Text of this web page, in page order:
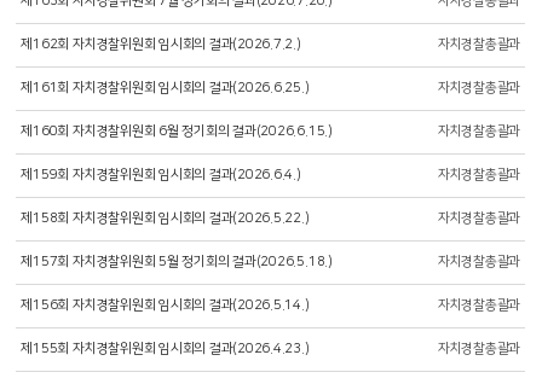
제162회 자치경찰위원회 임시회의 결과(2026.7.2.) 자치경찰총괄과
제161회 자치경찰위원회 임시회의 결과(2026.6.25.) 자치경찰총괄과
제160회 자치경찰위원회 6월 정기회의 결과(2026.6.15.) 자치경찰총괄과
제159회 자치경찰위원회 임시회의 결과(2026.6.4.) 자치경찰총괄과
제158회 자치경찰위원회 임시회의 결과(2026.5.22.) 자치경찰총괄과
제157회 자치경찰위원회 5월 정기회의 결과(2026.5.18.) 자치경찰총괄과
제156회 자치경찰위원회 임시회의 결과(2026.5.14.) 자치경찰총괄과
제155회 자치경찰위원회 임시회의 결과(2026.4.23.) 자치경찰총괄과